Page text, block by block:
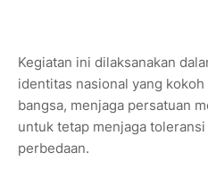
Kegiatan ini dilaksanakan
identitas nasional yang
bangsa, menjaga persatuan
untuk tetap menjaga
perbedaan.